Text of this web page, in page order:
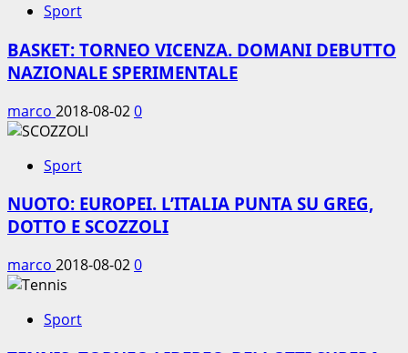
Sport
BASKET: TORNEO VICENZA. DOMANI DEBUTTO
NAZIONALE SPERIMENTALE
marco 2018-08-020
Sport
NUOTO: EUROPEI. L’ITALIA PUNTA SU GREG,
DOTTO E SCOZZOLI
marco 2018-08-020
Sport